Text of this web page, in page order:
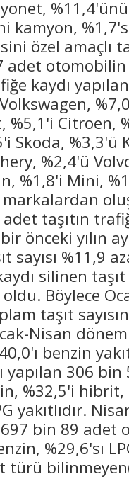
kamyon,
özel amaçlı
adet
kaydı
%5,1'i Citroen,
Skoda, %3,3'ü
%2,4'ü
%1,8'i Mini,
markalardan
taşıtın
önceki yılın
sayısı %11,9
silinen taşıt
Böylece
taşıt
Nisan
benzin
306 bin
%32,5'i
yakıtlıdır.
bin 89 adet
%29,6'sı
türü